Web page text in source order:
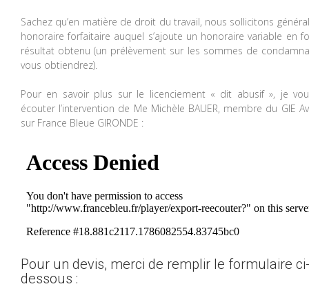
Sachez qu’en matière de droit du travail, nous sollicitons
honoraire forfaitaire auquel s’ajoute un honoraire variable en
résultat obtenu (un prélèvement sur les sommes de
vous obtiendrez).
Pour en savoir plus sur le licenciement « dit abusif », je
écouter l’intervention de Me Michèle BAUER, membre du GIE
sur France Bleue GIRONDE :
Pour un devis, merci de remplir le formulaire
dessous :